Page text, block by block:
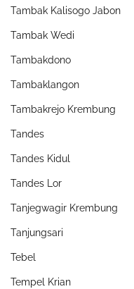
Tambak Kalisogo Jabon
Tambak Wedi
Tambakdono
Tambaklangon
Tambakrejo Krembung
Tandes
Tandes Kidul
Tandes Lor
Tanjegwagir Krembung
Tanjungsari
Tebel
Tempel Krian